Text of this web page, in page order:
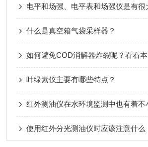
电平和场强、电平表和场强仪是有很
什么是真空箱气袋采样器？
如何避免COD消解器炸裂呢？看看
叶绿素仪主要有哪些特点？
红外测油仪在水环境监测中也有着不
使用红外分光测油仪时应该注意什么